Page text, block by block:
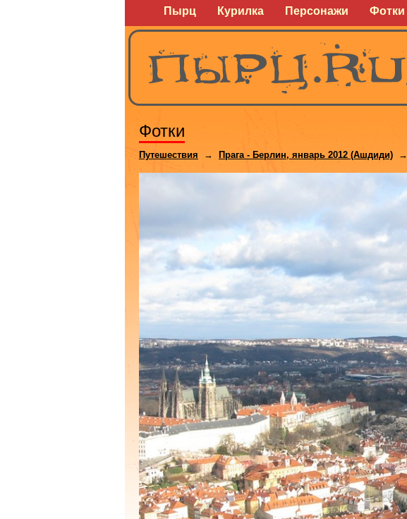
Пырц Курилка Персонажи Фотки
Фотки
Путешествия → Прага - Берлин, январь 2012 (Ашдиди) →